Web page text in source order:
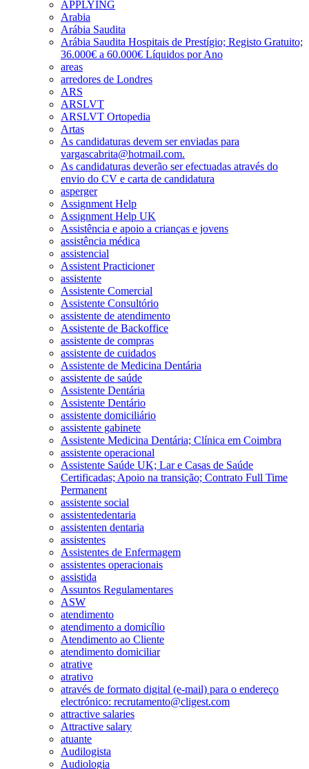
APPLYING
Arabia
Arábia Saudita
Arábia Saudita Hospitais de Prestígio; Registo Gratuito;
36.000€ a 60.000€ Líquidos por Ano
areas
arredores de Londres
ARS
ARSLVT
ARSLVT Ortopedia
Artas
As candidaturas devem ser enviadas para
vargascabrita@hotmail.com.
As candidaturas deverão ser efectuadas através do
envio do CV e carta de candidatura
asperger
Assignment Help
Assignment Help UK
Assistência e apoio a crianças e jovens
assistência médica
assistencial
Assistent Practicioner
assistente
Assistente Comercial
Assistente Consultório
assistente de atendimento
Assistente de Backoffice
assistente de compras
assistente de cuidados
Assistente de Medicina Dentária
assistente de saúde
Assistente Dentária
Assistente Dentário
assistente domiciliário
assistente gabinete
Assistente Medicina Dentária; Clínica em Coimbra
assistente operacional
Assistente Saúde UK; Lar e Casas de Saúde
Certificadas; Apoio na transição; Contrato Full Time
Permanent
assistente social
assistentedentaria
assistenten dentaria
assistentes
Assistentes de Enfermagem
assistentes operacionais
assistida
Assuntos Regulamentares
ASW
atendimento
atendimento a domicílio
Atendimento ao Cliente
atendimento domiciliar
atrative
atrativo
através de formato digital (e-mail) para o endereço
electrónico: recrutamento@cligest.com
attractive salaries
Attractive salary
atuante
Audilogista
Audiologia